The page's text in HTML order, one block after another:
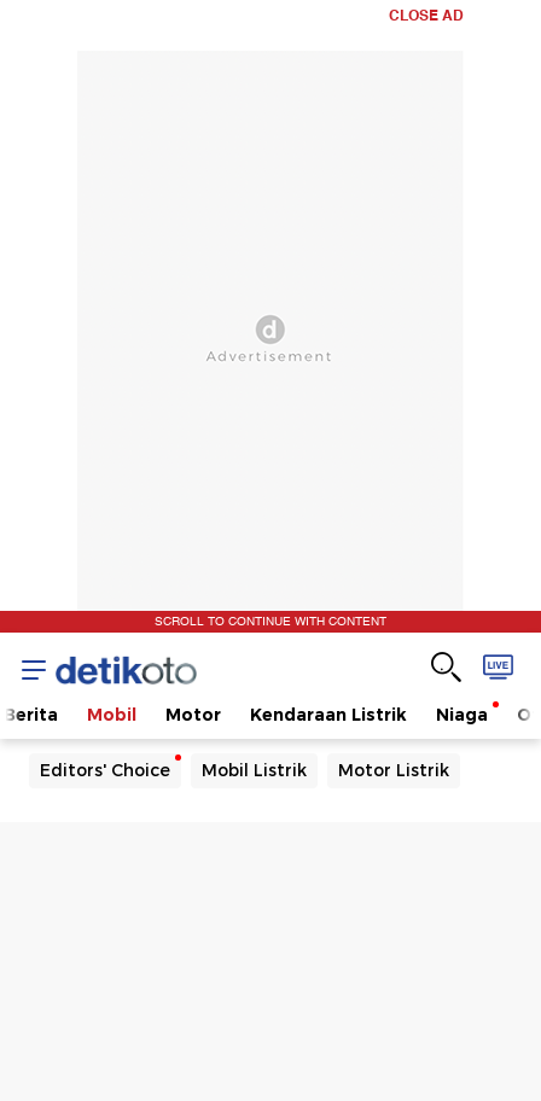
CLOSE AD
SCROLL TO CONTINUE WITH CONTENT
Berita Mobil Motor Kendaraan Listrik Niaga
Editors' Choice Mobil Listrik Motor Listrik